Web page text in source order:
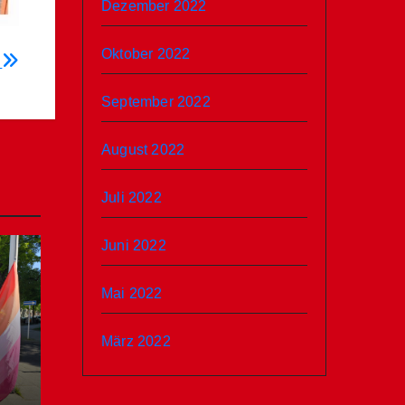
Dezember 2022
Oktober 2022
September 2022
August 2022
Juli 2022
Juni 2022
Mai 2022
März 2022